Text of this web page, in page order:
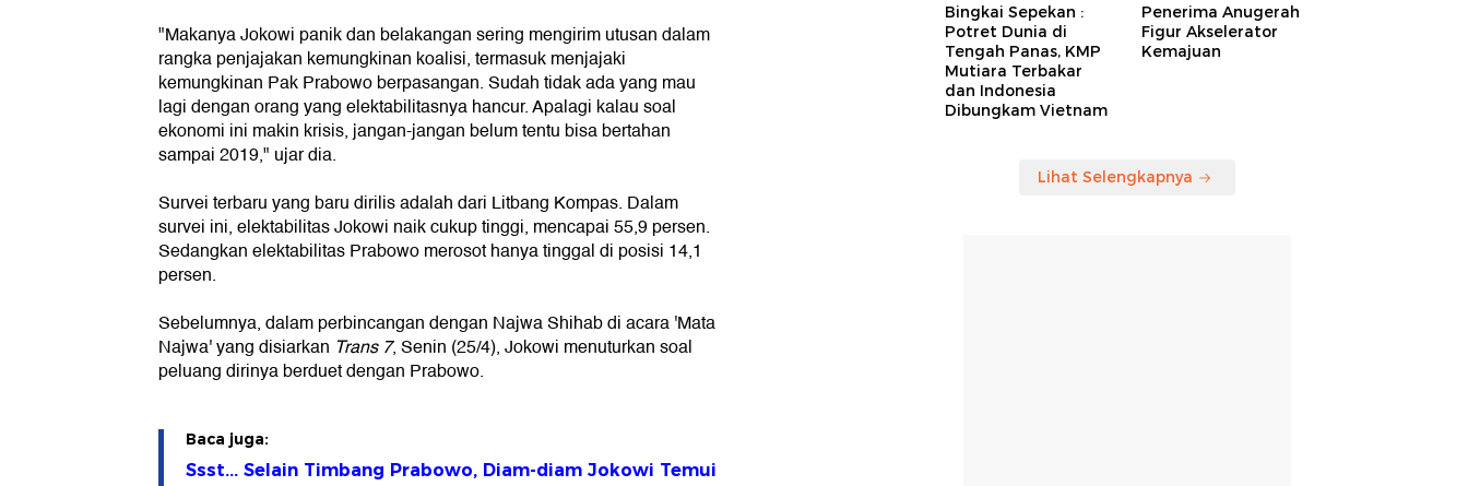
"Makanya Jokowi panik dan belakangan sering mengirim utusan dalam
rangka penjajakan kemungkinan koalisi, termasuk menjajaki
kemungkinan Pak Prabowo berpasangan. Sudah tidak ada yang mau
lagi dengan orang yang elektabilitasnya hancur. Apalagi kalau soal
ekonomi ini makin krisis, jangan-jangan belum tentu bisa bertahan
sampai 2019," ujar dia.
Survei terbaru yang baru dirilis adalah dari Litbang Kompas. Dalam
survei ini, elektabilitas Jokowi naik cukup tinggi, mencapai 55,9 persen.
Sedangkan elektabilitas Prabowo merosot hanya tinggal di posisi 14,1
persen.
Sebelumnya, dalam perbincangan dengan Najwa Shihab di acara 'Mata
Najwa' yang disiarkan Trans 7, Senin (25/4), Jokowi menuturkan soal
peluang dirinya berduet dengan Prabowo.
Baca juga:
Ssst... Selain Timbang Prabowo, Diam-diam Jokowi Temui
Bingkai Sepekan :
Potret Dunia di
Tengah Panas, KMP
Mutiara Terbakar
dan Indonesia
Dibungkam Vietnam
Penerima Anugerah
Figur Akselerator
Kemajuan
Lihat Selengkapnya